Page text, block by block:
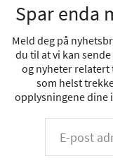
Spar enda
Meld deg på
du til at vi kan
og nyheter relatert
som helst
opplysningene dine